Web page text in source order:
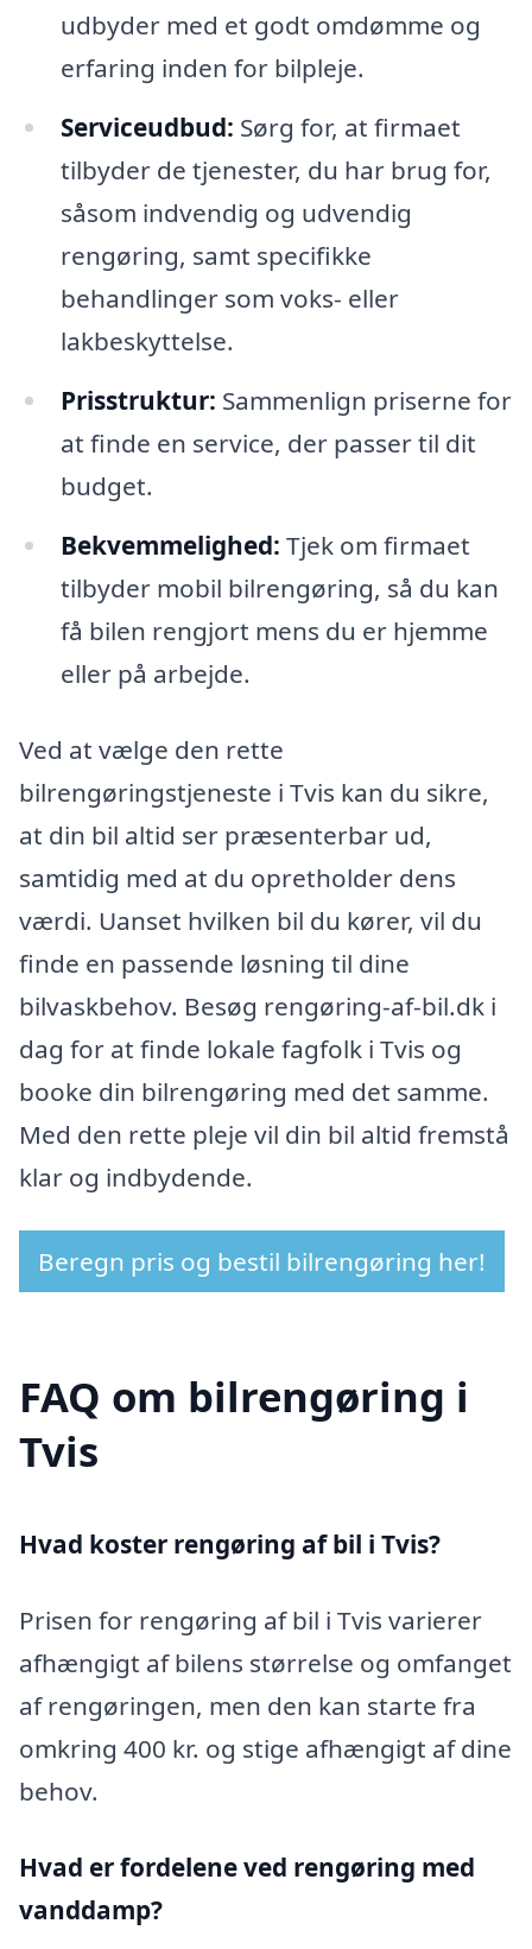
udbyder med et godt omdømme og
erfaring inden for bilpleje.
Serviceudbud: Sørg for, at firmaet
tilbyder de tjenester, du har brug for,
såsom indvendig og udvendig
rengøring, samt specifikke
behandlinger som voks- eller
lakbeskyttelse.
Prisstruktur: Sammenlign priserne for
at finde en service, der passer til dit
budget.
Bekvemmelighed: Tjek om firmaet
tilbyder mobil bilrengøring, så du kan
få bilen rengjort mens du er hjemme
eller på arbejde.
Ved at vælge den rette
bilrengøringstjeneste i Tvis kan du sikre,
at din bil altid ser præsenterbar ud,
samtidig med at du opretholder dens
værdi. Uanset hvilken bil du kører, vil du
finde en passende løsning til dine
bilvaskbehov. Besøg rengøring-af-bil.dk i
dag for at finde lokale fagfolk i Tvis og
booke din bilrengøring med det samme.
Med den rette pleje vil din bil altid fremstå
klar og indbydende.
Beregn pris og bestil bilrengøring her!
FAQ om bilrengøring i
Tvis
Hvad koster rengøring af bil i Tvis?
Prisen for rengøring af bil i Tvis varierer
afhængigt af bilens størrelse og omfanget
af rengøringen, men den kan starte fra
omkring 400 kr. og stige afhængigt af dine
behov.
Hvad er fordelene ved rengøring med
vanddamp?